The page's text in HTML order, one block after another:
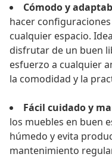
Cómodo y
hacer
cualquier espacio.
disfrutar de un buen
esfuerzo a cualquier
la comodidad y la
Fácil cuidado y
los muebles en buen
húmedo y evita
mantenimiento